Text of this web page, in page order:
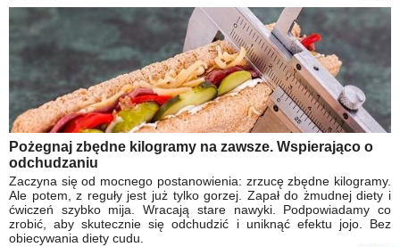
Pożegnaj zbędne kilogramy na zawsze. Wspierająco o
odchudzaniu
Zaczyna się od mocnego postanowienia: zrzucę zbędne kilogramy.
Ale potem, z reguły jest już tylko gorzej. Zapał do żmudnej diety i
ćwiczeń szybko mija. Wracają stare nawyki. Podpowiadamy co
zrobić, aby skutecznie się odchudzić i uniknąć efektu jojo. Bez
obiecywania diety cudu.